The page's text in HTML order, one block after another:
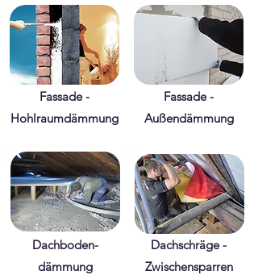
Fassade -
Hohlraumdämmung
Fassade -
Außendämmung
Dachboden-
dämmung
Dachschräge -
Zwischensparren